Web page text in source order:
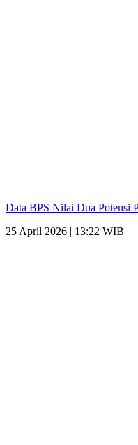
Data BPS Nilai Dua Potensi
25 April 2026 | 13:22 WIB